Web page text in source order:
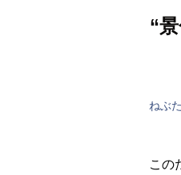
“
ねぶ
この